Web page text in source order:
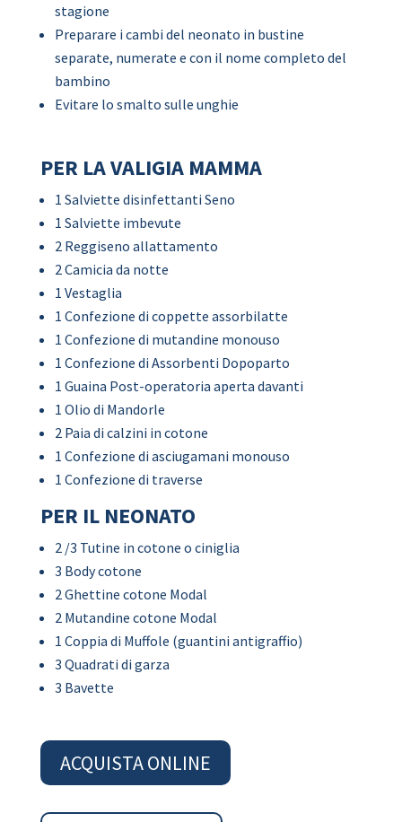
stagione
Preparare i cambi del neonato in bustine
separate, numerate e con il nome completo del
bambino
Evitare lo smalto sulle unghie
PER LA VALIGIA MAMMA
1 Salviette disinfettanti Seno
1 Salviette imbevute
2 Reggiseno allattamento
2 Camicia da notte
1 Vestaglia
1 Confezione di coppette assorbilatte
1 Confezione di mutandine monouso
1 Confezione di Assorbenti Dopoparto
1 Guaina Post-operatoria aperta davanti
1 Olio di Mandorle
2 Paia di calzini in cotone
1 Confezione di asciugamani monouso
1 Confezione di traverse
PER IL NEONATO
2 /3 Tutine in cotone o ciniglia
3 Body cotone
2 Ghettine cotone Modal
2 Mutandine cotone Modal
1 Coppia di Muffole (guantini antigraffio)
3 Quadrati di garza
3 Bavette
ACQUISTA ONLINE